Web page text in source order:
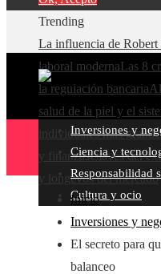
Trending
La influencia de
laboral modernaLas 8
la regulación bancaria
salud de la piel y el
individuales más
y finanzasClaves del
y longevos del mercado
Inversiones y
Ciencia y
Responsabilidad
Cultura y ocio
Inicio
Inversiones y
El secreto para
balanceo